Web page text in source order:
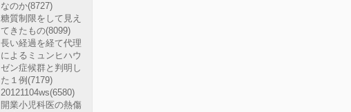
なのか(8727)
糖質制限をして見え
てきたもの(8099)
長い経過を経て代理
によるミュンヒハウ
ゼン症候群と判明し
た１例 (7179)
20121104ws(6580)
開業小児科医の熱傷